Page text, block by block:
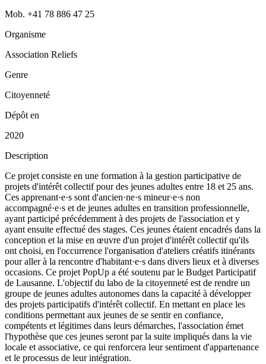
Mob. +41 78 886 47 25
Organisme
Association Reliefs
Genre
Citoyenneté
Dépôt en
2020
Description
Ce projet consiste en une formation à la gestion participative de
projets d'intérêt collectif pour des jeunes adultes entre 18 et 25 ans.
Ces apprenant·e·s sont d'ancien·ne·s mineur·e·s non
accompagné·e·s et de jeunes adultes en transition professionnelle,
ayant participé précédemment à des projets de l'association et y
ayant ensuite effectué des stages. Ces jeunes étaient encadrés dans la
conception et la mise en œuvre d'un projet d'intérêt collectif qu'ils
ont choisi, en l'occurrence l'organisation d'ateliers créatifs itinérants
pour aller à la rencontre d'habitant·e·s dans divers lieux et à diverses
occasions. Ce projet PopUp a été soutenu par le Budget Participatif
de Lausanne. L'objectif du labo de la citoyenneté est de rendre un
groupe de jeunes adultes autonomes dans la capacité à développer
des projets participatifs d'intérêt collectif. En mettant en place les
conditions permettant aux jeunes de se sentir en confiance,
compétents et légitimes dans leurs démarches, l'association émet
l'hypothèse que ces jeunes seront par la suite impliqués dans la vie
locale et associative, ce qui renforcera leur sentiment d'appartenance
et le processus de leur intégration.